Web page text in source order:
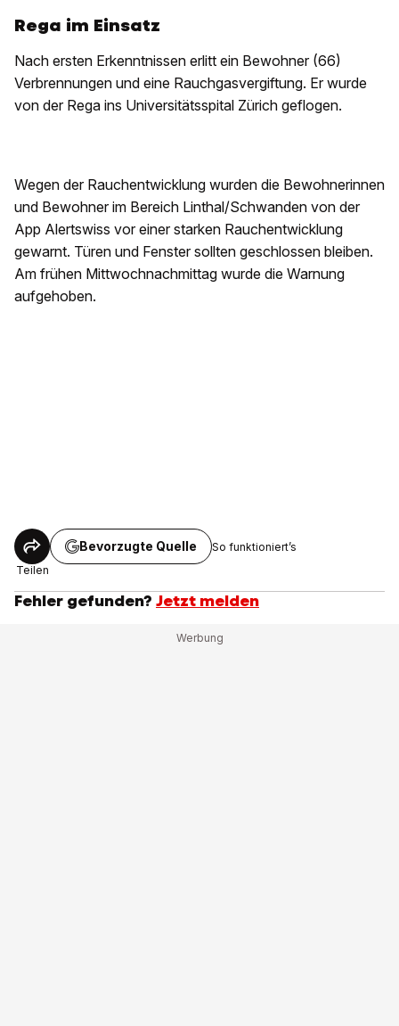
Rega im Einsatz
Nach ersten Erkenntnissen erlitt ein Bewohner (66)
Verbrennungen und eine Rauchgasvergiftung. Er wurde
von der Rega ins Universitätsspital Zürich geflogen.
Wegen der Rauchentwicklung wurden die Bewohnerinnen
und Bewohner im Bereich Linthal/Schwanden von der
App Alertswiss vor einer starken Rauchentwicklung
gewarnt. Türen und Fenster sollten geschlossen bleiben.
Am frühen Mittwochnachmittag wurde die Warnung
aufgehoben.
Teilen
Bevorzugte Quelle So funktioniert’s
Fehler gefunden? Jetzt melden